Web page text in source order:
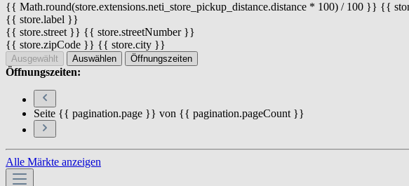
{{ Math.round(store.extensions.neti_store_pickup_distance.distance * 100) / 100 }} {{
{{ store.label }}
{{ store.street }} {{ store.streetNumber }}
{{ store.zipCode }} {{ store.city }}
Ausgewählt Auswählen Öffnungszeiten
Öffnungszeiten:
Seite {{ pagination.page }} von {{ pagination.pageCount }}
Alle Märkte anzeigen